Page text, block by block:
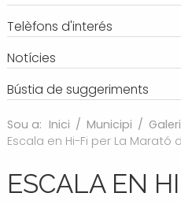
Telèfons d'interés
Notícies
Bústia de suggeriments
Sou a: Inici / Municipi /
Escala en Hi-Fi per La Marató
ESCALA EN